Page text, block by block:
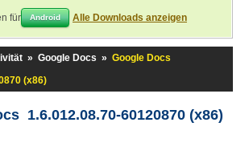
für Android Alle Downloads anzeigen
» Google Docs » Google Docs
(x86)
1.6.012.08.70-60120870 (x86)